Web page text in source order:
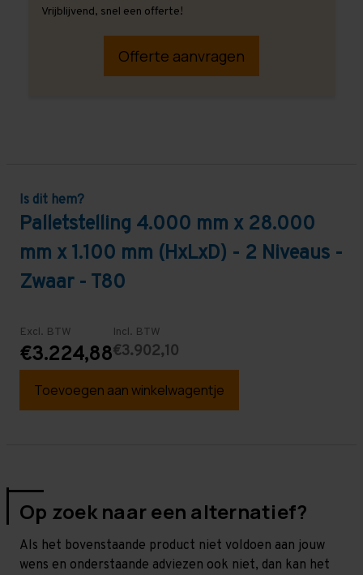
Vrijblijvend, snel een offerte!
Offerte aanvragen
Is dit hem?
Palletstelling 4.000 mm x 28.000
mm x 1.100 mm (HxLxD) - 2 Niveaus -
Zwaar - T80
Excl. BTW
€3.224,88
Incl. BTW
€3.902,10
Toevoegen aan winkelwagentje
Op zoek naar een alternatief?
Als het bovenstaande product niet voldoen aan jouw
wens en onderstaande adviezen ook niet, dan kan het